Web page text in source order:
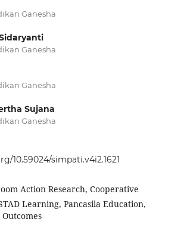
Ganesha
Ganesha
Ganesha
Sujana
Ganesha
10.59024/simpati.v4i2.1621
Action Research, Cooperative
Learning, Pancasila Education,